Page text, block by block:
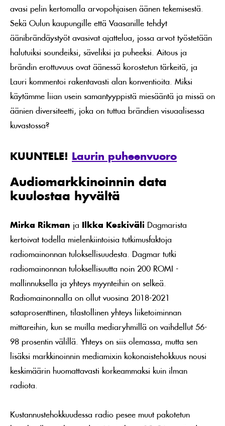
avasi pelin kertomalla arvopohjaisen äänen tekemisestä.
Sekä Oulun kaupungille että Vaasanille tehdyt
äänibrändäystyöt avasivat ajattelua, jossa arvot työstetään
halutuiksi soundeiksi, säveliksi ja puheeksi. Aitous ja
brändin erottuvuus ovat äänessä korostetun tärkeitä, ja
Lauri kommentoi rakentavasti alan konventioita. Miksi
käytämme liian usein samantyyppistä miesääntä ja missä on
äänien diversiteetti, joka on tuttua brändien visuaalisessa
kuvastossa?
KUUNTELE! Laurin puheenvuoro
Audiomarkkinoinnin data
kuulostaa hyvältä
Mirka Rikman ja Ilkka Keskiväli Dagmarista
kertoivat todella mielenkiintoisia tutkimusfaktoja
radiomainonnan tuloksellisuudesta. Dagmar tutki
radiomainonnan tuloksellisuutta noin 200 ROMI -
mallinnuksella ja yhteys myynteihin on selkeä.
Radiomainonnalla on ollut vuosina 2018-2021
sataprosenttinen, tilastollinen yhteys liiketoiminnan
mittareihin, kun se muilla mediaryhmillä on vaihdellut 56-
98 prosentin välillä. Yhteys on siis olemassa, mutta sen
lisäksi markkinoinnin mediamixin kokonaistehokkuus nousi
keskimäärin huomattavasti korkeammaksi kuin ilman
radiota.
Kustannustehokkuudessa radio pesee muut pakotetun